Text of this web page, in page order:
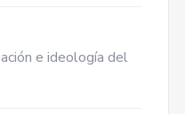
e ideología del